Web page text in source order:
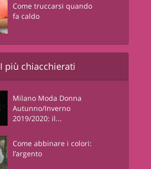
Come truccarsi quando
fa caldo
I più chiacchierati
Milano Moda Donna
Autunno/Inverno
2019/2020: il...
Come abbinare i colori:
l’argento